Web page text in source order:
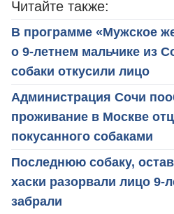
Читайте также:
В программе «Мужское
о 9-летнем мальчике из
собаки откусили лицо
Администрация Сочи
проживание в Москве
покусанного собаками
Последнюю собаку,
хаски разорвали лицо 9-
забрали